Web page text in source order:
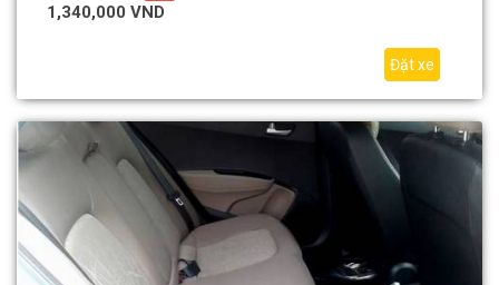
1,340,000 VND
Đặt xe